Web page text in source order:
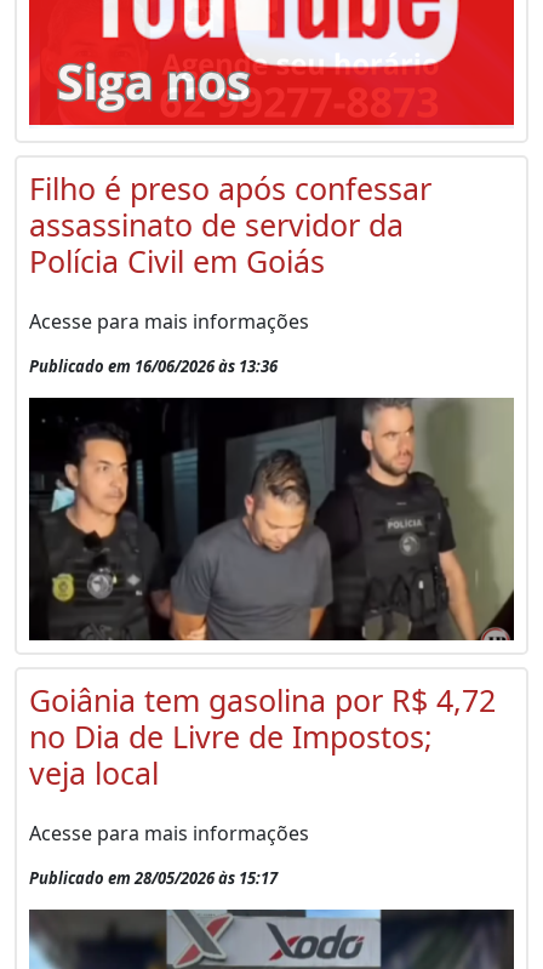
Filho é preso após confessar
assassinato de servidor da
Polícia Civil em Goiás
Acesse para mais informações
Publicado em 16/06/2026 às 13:36
Goiânia tem gasolina por R$ 4,72
no Dia de Livre de Impostos;
veja local
Acesse para mais informações
Publicado em 28/05/2026 às 15:17